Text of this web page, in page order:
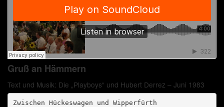
Gruß an Hämmern
Text und Musik: Die „Playboys“ und Hubert Derrez – Juni 1983
Zwischen Hückeswagen und Wipperfürth